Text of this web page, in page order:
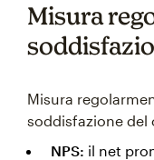
Misura
Misura
soddisfazione del
NPS: il net